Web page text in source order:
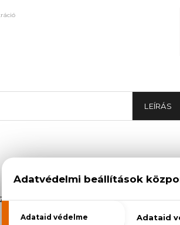
LEÍRÁS
virágos Kenzo Jeu
szantálfa és a pézsma